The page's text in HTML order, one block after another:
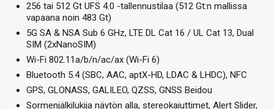
256 tai 512 Gt UFS 4.0 -tallennustilaa (512 Gt:n mallissa
vapaana noin 483 Gt)
5G SA & NSA Sub 6 GHz, LTE DL Cat 16 / UL Cat 13, Dual
SIM (2xNanoSIM)
Wi-Fi 802.11a/b/n/ac/ax (Wi-Fi 6)
Bluetooth 5.4 (SBC, AAC, aptX-HD, LDAC & LHDC), NFC
GPS, GLONASS, GALILEO, QZSS, GNSS Beidou
Sormenjälkilukija näytön alla, stereokaiuttimet, Alert Slider,